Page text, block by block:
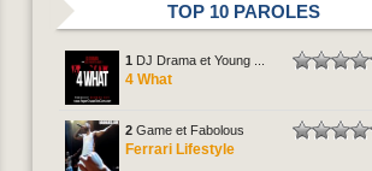
TOP 10 PAROLES
1 DJ Drama et Young ...
4 What
2 Game et Fabolous
Ferrari Lifestyle